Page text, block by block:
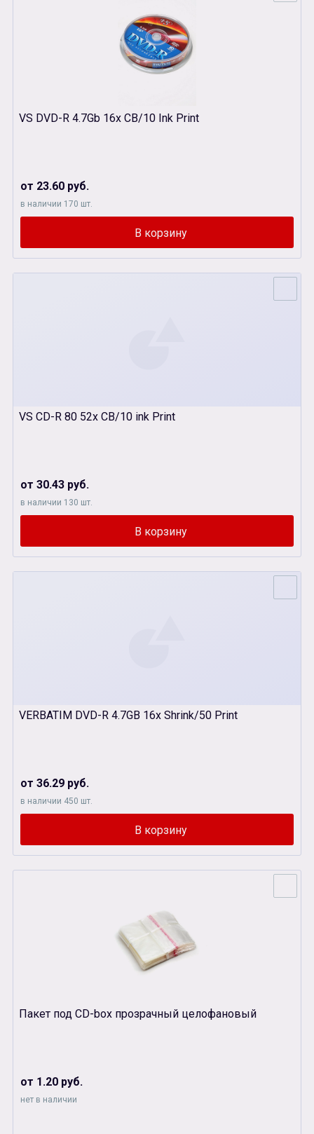
VS DVD-R 4.7Gb 16x CB/10 Ink Print
от 23.60 руб.
в наличии 170 шт.
VS CD-R 80 52х CB/10 ink Print
от 30.43 руб.
в наличии 130 шт.
VERBATIM DVD-R 4.7GB 16х Shrink/50 Print
от 36.29 руб.
в наличии 450 шт.
Пакет под СD-box прозрачный целофановый
от 1.20 руб.
нет в наличии